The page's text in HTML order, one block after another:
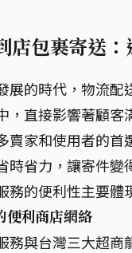
店包裹寄送
展的時代，物流
，直接影響著顧
賣家和使用者的
時省力，讓寄件變
務的便利性主要體
便利商店網絡
務與台灣三大超商